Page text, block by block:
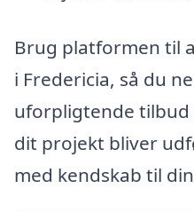
Brug platformen til
i Fredericia, så du
uforpligtende tilbud
dit projekt bliver
med kendskab til